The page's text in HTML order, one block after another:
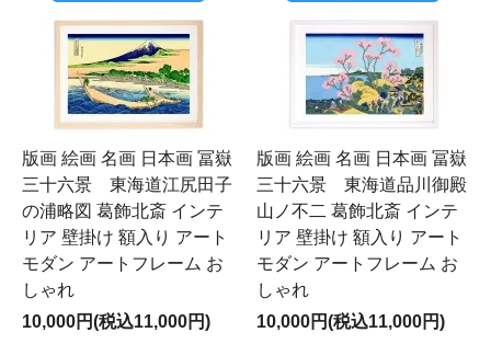
版画 絵画 名画 日本画 冨嶽
三十六景 東海道江尻田子
の浦略図 葛飾北斎 インテ
リア 壁掛け 額入り アート
モダン アートフレーム お
しゃれ
10,000円(税込11,000円)
版画 絵画 名画 日本画 冨嶽
三十六景 東海道品川御殿
山ノ不二 葛飾北斎 インテ
リア 壁掛け 額入り アート
モダン アートフレーム お
しゃれ
10,000円(税込11,000円)